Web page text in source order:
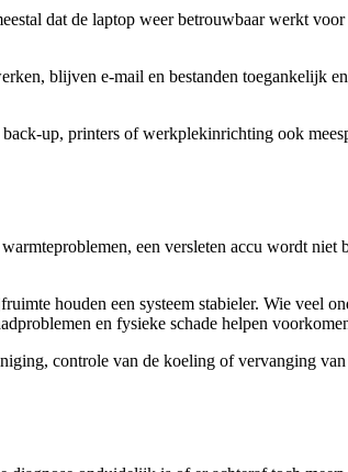
dat de laptop weer betrouwbaar werkt
blijven e-mail en bestanden toegankelijk
up, printers of werkplekinrichting ook
een versleten accu wordt niet
houden een systeem stabieler. Wie veel
en fysieke schade helpen
controle van de koeling of vervanging